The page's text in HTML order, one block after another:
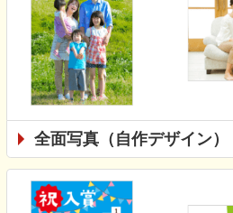
全面写真（自作デザイン）